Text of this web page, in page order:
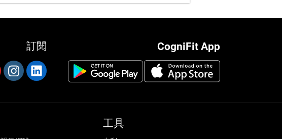
CogniFit App
訂閱
工具